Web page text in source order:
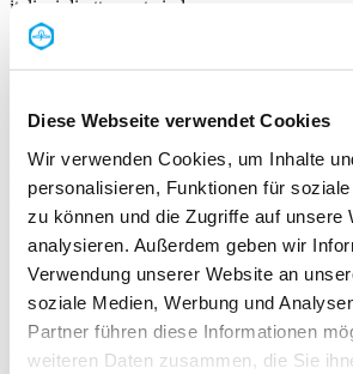
Diese Webseite verwendet Cookies
Wir verwenden Cookies, um Inhalte
personalisieren, Funktionen für
zu können und die Zugriffe auf unsere
analysieren. Außerdem geben wir
Verwendung unserer Website an
soziale Medien, Werbung und
Partner führen diese Informationen
weiteren Daten zusammen, die Sie
italiani direttamente in loco.
SPS Parma è l'evento di punta per l'industria
della robotica in Italia e per noi è un
per diversi motivi. Ad esempio, la regione
SPS raggiungiamo esattamente il nostro
anche del supporto del nostro team di
scorso la SPS di Parma ha avuto un grande
ci aspettiamo numerosi e promettenti
IL SALONE DELLA BATTERIA IN
Non vediamo l'ora di partecipare alla nostra
fieristica, il BATTERY SHOW. La fiera e il
Europa per la produzione e la tecnologia
terrà dal 18 al 24 giugno a Stoccarda. Oltre